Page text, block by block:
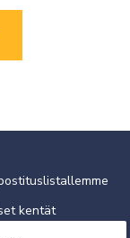
kentät